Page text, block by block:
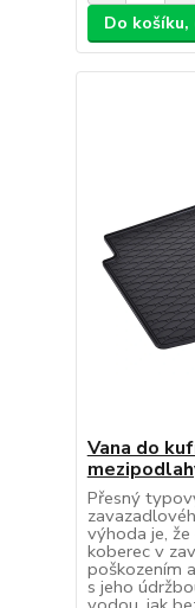
Do
Vana do
Přesný
výhoda je,
koberec v
poškozením
s jeho